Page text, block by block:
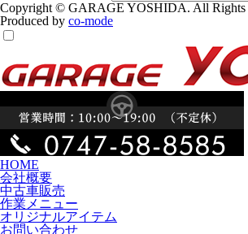
Copyright © GARAGE YOSHIDA. All Rights
Produced by co-mode
HOME
会社概要
中古車販売
作業メニュー
オリジナルアイテム
お問い合わせ